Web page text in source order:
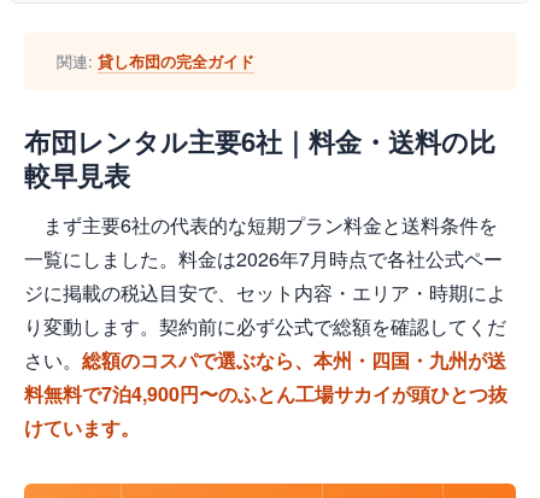
関連: 貸し布団の完全ガイド
布団レンタル主要6社｜料金・送料の比
較早見表
まず主要6社の代表的な短期プラン料金と送料条件を
一覧にしました。料金は2026年7月時点で各社公式ペー
ジに掲載の税込目安で、セット内容・エリア・時期によ
り変動します。契約前に必ず公式で総額を確認してくだ
さい。 総額のコスパで選ぶなら、本州・四国・九州が送
料無料で7泊4,900円〜のふとん工場サカイが頭ひとつ抜
けています。